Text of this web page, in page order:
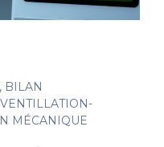
, BILAN
MÉCANIQUE